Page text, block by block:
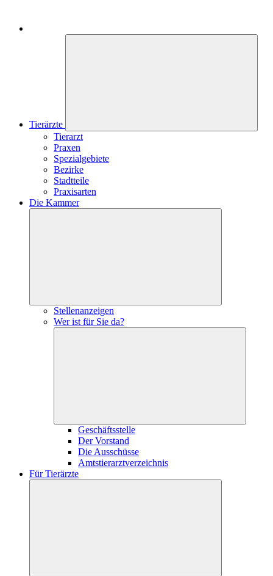
Tierärzte
Tierarzt
Praxen
Spezialgebiete
Bezirke
Stadtteile
Praxisarten
Die Kammer
Stellenanzeigen
Wer ist für Sie da?
Geschäftsstelle
Der Vorstand
Die Ausschüsse
Amtstierarztverzeichnis
Für Tierärzte